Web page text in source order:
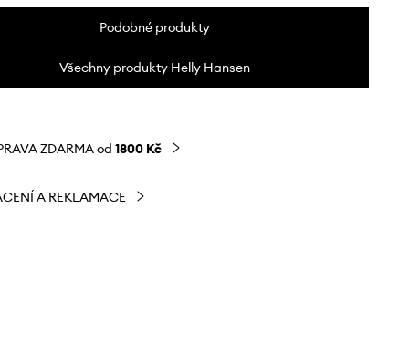
Podobné produkty
Všechny produkty Helly Hansen
ZDARMA od 1800 Kč
A REKLAMACE